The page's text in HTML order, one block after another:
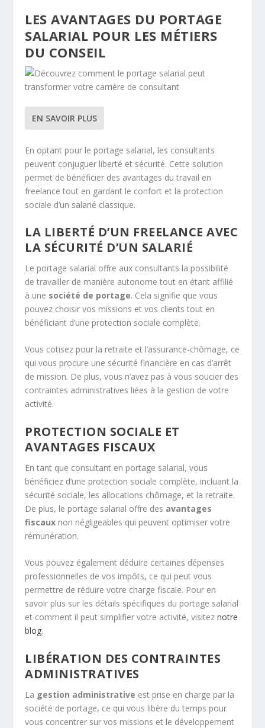
LES AVANTAGES DU PORTAGE
SALARIAL POUR LES MÉTIERS
DU CONSEIL
EN SAVOIR PLUS
En optant pour le portage salarial, les consultants
peuvent conjuguer liberté et sécurité. Cette solution
permet de bénéficier des avantages du travail en
freelance tout en gardant le confort et la protection
sociale d’un salarié classique.
LA LIBERTÉ D’UN FREELANCE AVEC
LA SÉCURITÉ D’UN SALARIÉ
Le portage salarial offre aux consultants la possibilité
de travailler de manière autonome tout en étant affilié
à une société de portage. Cela signifie que vous
pouvez choisir vos missions et vos clients tout en
bénéficiant d’une protection sociale complète.
Vous cotisez pour la retraite et l’assurance-chômage, ce
qui vous procure une sécurité financière en cas d’arrêt
de mission. De plus, vous n’avez pas à vous soucier des
contraintes administratives liées à la gestion de votre
activité.
PROTECTION SOCIALE ET
AVANTAGES FISCAUX
En tant que consultant en portage salarial, vous
bénéficiez d’une protection sociale complète, incluant la
sécurité sociale, les allocations chômage, et la retraite.
De plus, le portage salarial offre des avantages
fiscaux non négligeables qui peuvent optimiser votre
rémunération.
Vous pouvez également déduire certaines dépenses
professionnelles de vos impôts, ce qui peut vous
permettre de réduire votre charge fiscale. Pour en
savoir plus sur les détails spécifiques du portage salarial
et comment il peut simplifier votre activité, visiteznotre
blog.
LIBÉRATION DES CONTRAINTES
ADMINISTRATIVES
La gestion administrative est prise en charge par la
société de portage, ce qui vous libère du temps pour
vous concentrer sur vos missions et le développement